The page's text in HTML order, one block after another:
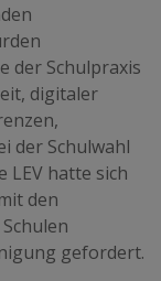
der Schulpraxis
digitaler
der Schulwahl
LEV hatte sich
den
gefordert.